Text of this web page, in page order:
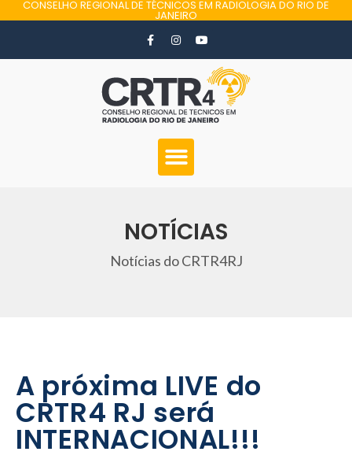
CONSELHO REGIONAL DE TÉCNICOS EM RADIOLOGIA DO RIO DE
JANEIRO
NOTÍCIAS
Notícias do CRTR4RJ
A próxima LIVE do
CRTR4 RJ será
INTERNACIONAL!!!